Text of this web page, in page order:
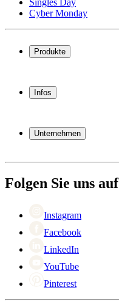
Cyber Monday
Produkte
Weinregal
Weinmöbel
Infos
Garantie
Bezahlung
Rückgabe
Unternehmen
Black Friday
Singles Day
Folgen Sie uns auf
Instagram
Facebook
LinkedIn
YouTube
Pinterest